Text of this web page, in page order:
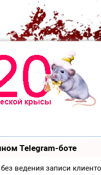
Telegram-боте
без ведения записи